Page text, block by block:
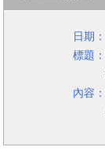
日期：
標題：
內容：